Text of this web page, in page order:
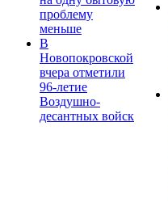
проблему
меньше
В
Новопокровской
вчера отметили
96-летие
Воздушно-
десантных войск